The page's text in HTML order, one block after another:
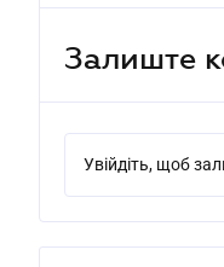
Залиште
Увійдіть, щоб